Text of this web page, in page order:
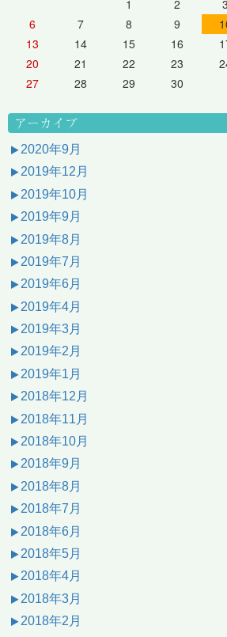
1 2 3
6
7 8 9
13
14 15 16
20
21 22 23
27
28 29 30
アーカイブ
2020年9月
2019年12月
2019年10月
2019年9月
2019年8月
2019年7月
2019年6月
2019年4月
2019年3月
2019年2月
2019年1月
2018年12月
2018年11月
2018年10月
2018年9月
2018年8月
2018年7月
2018年6月
2018年5月
2018年4月
2018年3月
2018年2月